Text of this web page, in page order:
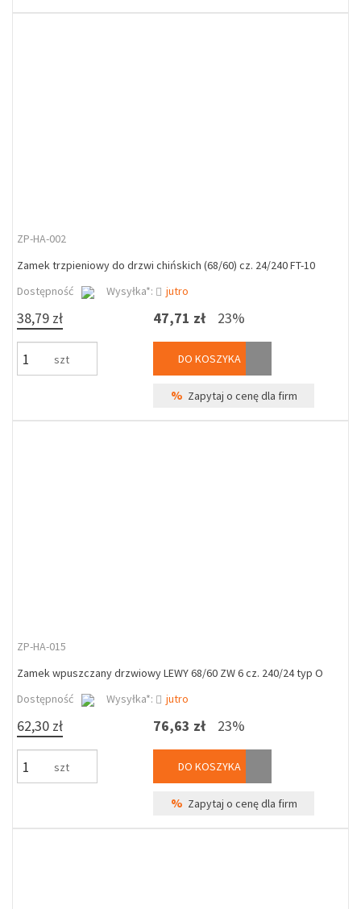
ZP-HA-002
Zamek trzpieniowy do drzwi chińskich (68/60) cz. 24/240 FT-10
Dostępność
Wysyłka*: jutro
38,79 zł
szt
47,71 zł 23%
DO KOSZYKA
% Zapytaj o cenę dla firm
ZP-HA-015
Zamek wpuszczany drzwiowy LEWY 68/60 ZW 6 cz. 240/24 typ O
Dostępność
Wysyłka*: jutro
62,30 zł
szt
76,63 zł 23%
DO KOSZYKA
% Zapytaj o cenę dla firm